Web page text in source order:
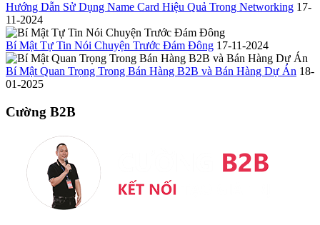
Hướng Dẫn Sử Dụng Name Card Hiệu Quả Trong Networking 17-
11-2024
Bí Mật Tự Tin Nói Chuyện Trước Đám Đông 17-11-2024
Bí Mật Quan Trọng Trong Bán Hàng B2B và Bán Hàng Dự Án 18-
01-2025
Cường B2B